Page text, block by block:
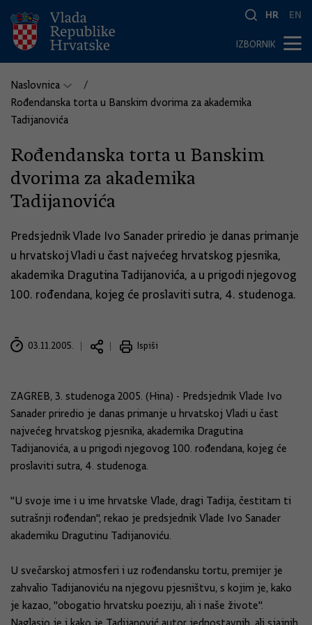
HR EN
IZBORNIK
Naslovnica
Rođendanska torta u Banskim dvorima za akademika
Tadijanovića
Rođendanska torta u Banskim
dvorima za akademika
Tadijanovića
Predsjednik Vlade Ivo Sanader priredio je danas primanje
u hrvatskoj Vladi u čast najvećeg hrvatskog pjesnika,
akademika Dragutina Tadijanovića, a u prigodi njegovog
100. rođendana, kojeg će proslaviti sutra, 4. studenoga.
03.11.2005. Ispiši
ZAGREB, 3. studenoga 2005. (Hina) - Predsjednik Vlade Ivo
Sanader priredio je danas primanje u hrvatskoj Vladi u čast
najvećeg hrvatskog pjesnika, akademika Dragutina
Tadijanovića, a u prigodi njegovog 100. rođendana, kojeg će
proslaviti sutra, 4. studenoga.
"U svoje ime i u ime hrvatske Vlade, dragi Tadija, čestitam ti
sutrašnji rođendan", rekao je predsjednik Vlade Ivo Sanader
akademiku Dragutinu Tadijanoviću.
U svečarskoj atmosferi i uz rođendansku tortu, premijer je
zahvalio Tadijanoviću na njegovu pjesništvu, s kojim je, kako
je kazao, "obogatio hrvatsku poeziju, ali i naše živote".